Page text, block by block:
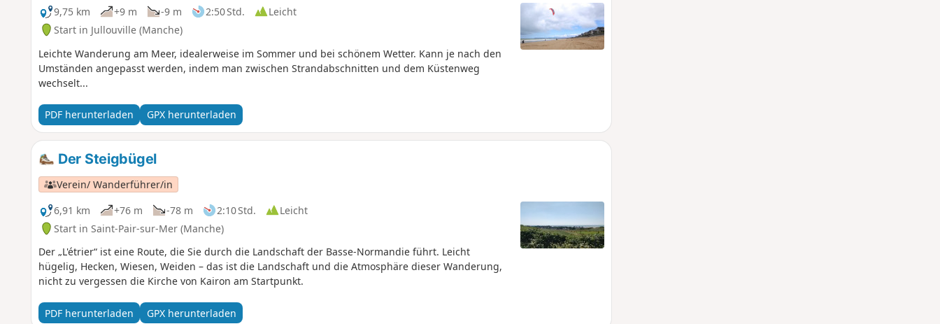
9,75 km
+9 m -9 m 2:50 Std.
Leicht
Start in Jullouville (Manche)
Leichte Wanderung am Meer, idealerweise im Sommer und bei schönem Wetter. Kann je nach den
Umständen angepasst werden, indem man zwischen Strandabschnitten und dem Küstenweg
wechselt...
PDF herunterladen GPX herunterladen
Der Steigbügel
Verein/ Wanderführer/in
6,91 km
+76 m -78 m 2:10 Std.
Leicht
Start in Saint-Pair-sur-Mer (Manche)
Der „L'étrier“ ist eine Route, die Sie durch die Landschaft der Basse-Normandie führt. Leicht
hügelig, Hecken, Wiesen, Weiden – das ist die Landschaft und die Atmosphäre dieser Wanderung,
nicht zu vergessen die Kirche von Kairon am Startpunkt.
PDF herunterladen GPX herunterladen